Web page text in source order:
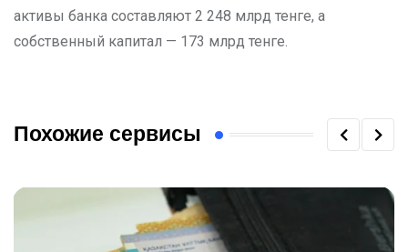
активы банка составляют 2 248 млрд тенге, а
собственный капитал — 173 млрд тенге.
Похожие сервисы